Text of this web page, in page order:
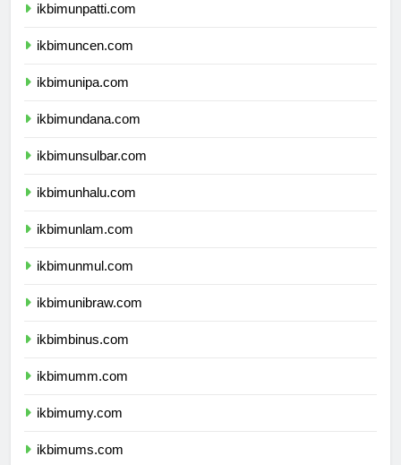
ikbimunpatti.com
ikbimuncen.com
ikbimunipa.com
ikbimundana.com
ikbimunsulbar.com
ikbimunhalu.com
ikbimunlam.com
ikbimunmul.com
ikbimunibraw.com
ikbimbinus.com
ikbimumm.com
ikbimumy.com
ikbimums.com